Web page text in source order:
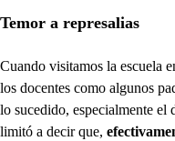
Temor a represalias
Cuando visitamos la escuela
los docentes como algunos
lo sucedido, especialmente
limitó a decir que,